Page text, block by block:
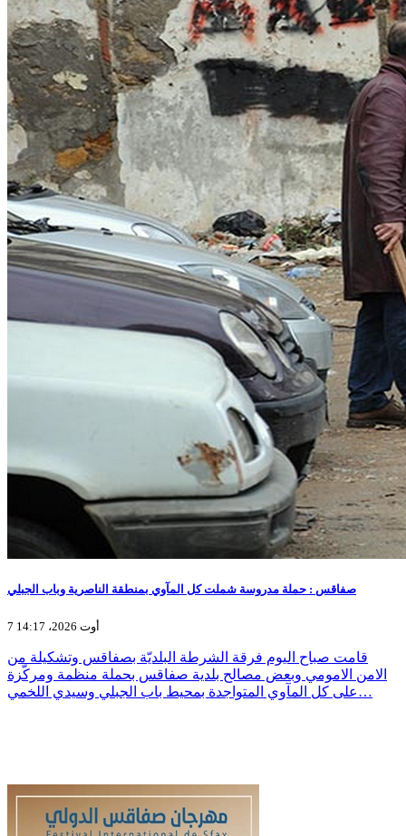
صفاقس : حملة مدروسة شملت كل المآوي بمنطقة الناصرية وباب الجبلي
7 أوت 2026، 14:17
قامت صباح اليوم فرقة الشرطة البلديّة بصفاقس وتشكيلة من
الامن الامومي وبعض مصالح بلدية صفاقس بحملة منظمة ومركّزة
على كل المآوي المتواجدة بمحيط باب الجبلي وسيدي اللخمي…